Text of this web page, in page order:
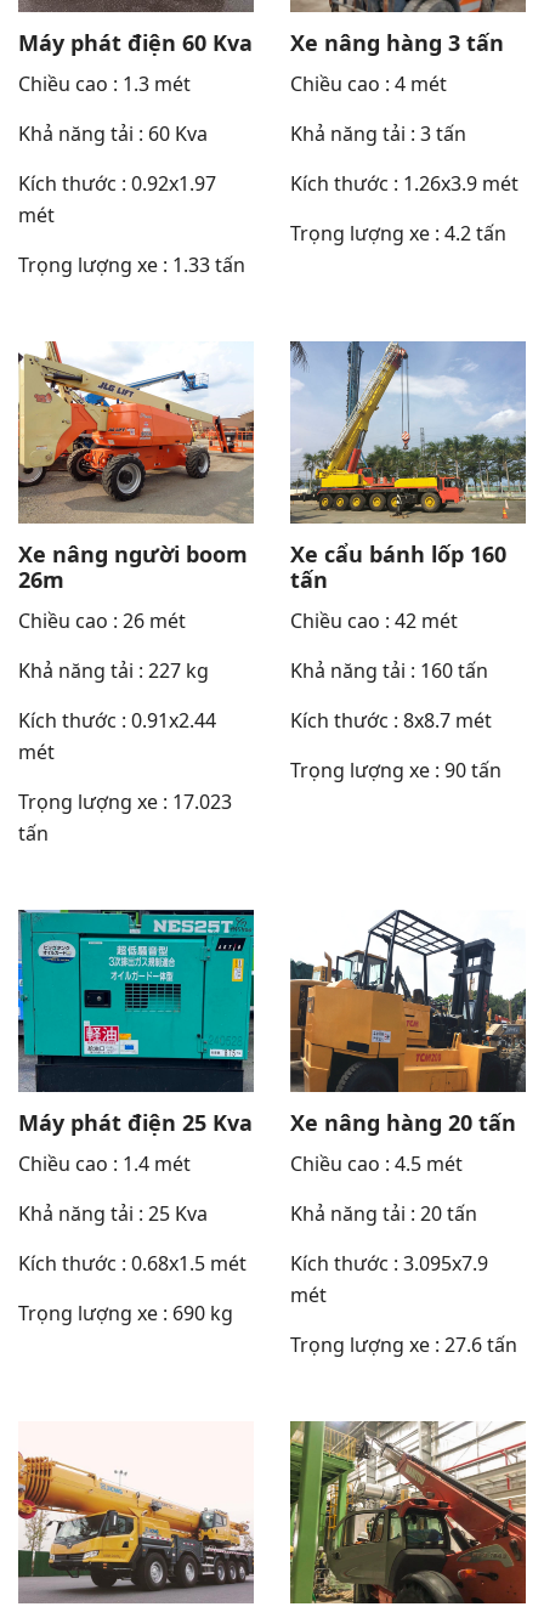
Máy phát điện 60 Kva
Chiều cao : 1.3 mét
Khả năng tải : 60 Kva
Kích thước : 0.92x1.97
mét
Trọng lượng xe : 1.33 tấn
Xe nâng hàng 3 tấn
Chiều cao : 4 mét
Khả năng tải : 3 tấn
Kích thước : 1.26x3.9 mét
Trọng lượng xe : 4.2 tấn
Xe nâng người boom
26m
Chiều cao : 26 mét
Khả năng tải : 227 kg
Kích thước : 0.91x2.44
mét
Trọng lượng xe : 17.023
tấn
Xe cẩu bánh lốp 160
tấn
Chiều cao : 42 mét
Khả năng tải : 160 tấn
Kích thước : 8x8.7 mét
Trọng lượng xe : 90 tấn
Máy phát điện 25 Kva
Chiều cao : 1.4 mét
Khả năng tải : 25 Kva
Kích thước : 0.68x1.5 mét
Trọng lượng xe : 690 kg
Xe nâng hàng 20 tấn
Chiều cao : 4.5 mét
Khả năng tải : 20 tấn
Kích thước : 3.095x7.9
mét
Trọng lượng xe : 27.6 tấn